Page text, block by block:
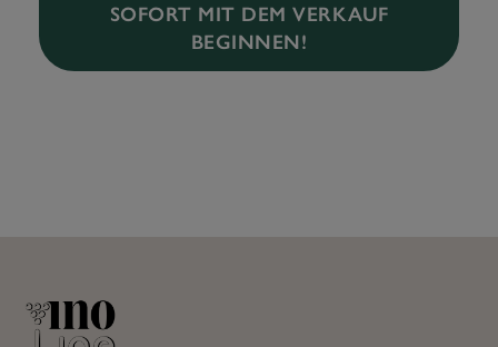
SOFORT MIT DEM VERKAUF
BEGINNEN!